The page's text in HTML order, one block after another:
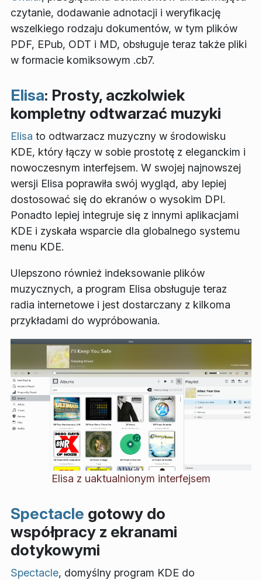
czytanie, dodawanie adnotacji i weryfikację
wszelkiego rodzaju dokumentów, w tym plików
PDF, EPub, ODT i MD, obsługuje teraz także pliki
w formacie komiksowym .cb7.
Elisa: Prosty, aczkolwiek
kompletny odtwarzać muzyki
Elisa to odtwarzacz muzyczny w środowisku
KDE, który łączy w sobie prostotę z eleganckim i
nowoczesnym interfejsem. W swojej najnowszej
wersji Elisa poprawiła swój wygląd, aby lepiej
dostosować się do ekranów o wysokim DPI.
Ponadto lepiej integruje się z innymi aplikacjami
KDE i zyskała wsparcie dla globalnego systemu
menu KDE.
Ulepszono również indeksowanie plików
muzycznych, a program Elisa obsługuje teraz
radia internetowe i jest dostarczany z kilkoma
przykładami do wypróbowania.
Elisa z uaktualnionym interfejsem
Spectacle gotowy do
współpracy z ekranami
dotykowymi
Spectacle, domyślny program KDE do